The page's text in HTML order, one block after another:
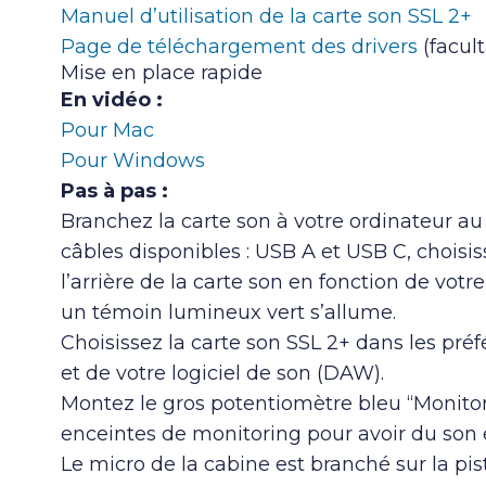
Manuel d’utilisation de la carte son SSL 2+
Page de téléchargement des drivers
Mise en place rapide
En vidéo :
Pour Mac
Pour Windows
Pas à pas :
Branchez la carte son à votre ordinateur
câbles disponibles : USB A et USB C,
l’arrière de la carte son en fonction de
un témoin lumineux vert s’allume.
Choisissez la carte son SSL 2+ dans les
et de votre logiciel de son (DAW).
Montez le gros potentiomètre bleu
enceintes de monitoring pour avoir du son
Le micro de la cabine est branché sur la